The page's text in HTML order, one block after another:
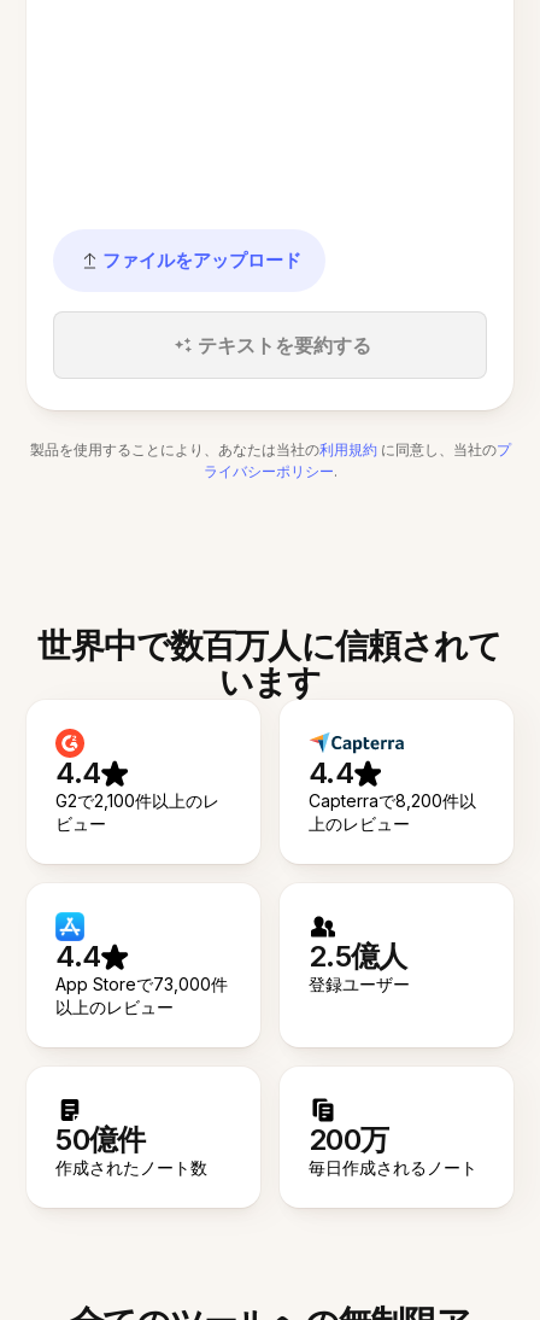
ファイルをアップロード
テキストを要約する
製品を使用することにより、あなたは当社の利用規約 に同意し、当社のプ
ライバシーポリシー.
世界中で数百万人に信頼されて
います
4.4
G2で2,100件以上のレ
ビュー
4.4
Capterraで8,200件以
上のレビュー
4.4
App Storeで73,000件
以上のレビュー
2.5億人
登録ユーザー
50億件
作成されたノート数
200万
毎日作成されるノート